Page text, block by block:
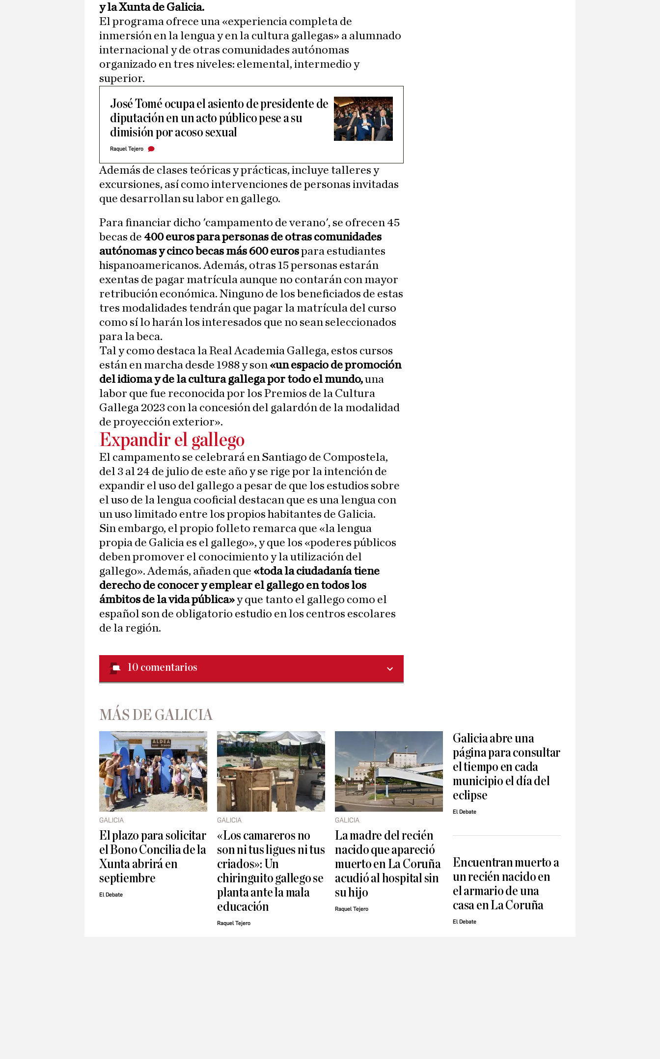
y la Xunta de Galicia.
El programa ofrece una «experiencia completa de
inmersión en la lengua y en la cultura gallegas» a alumnado
internacional y de otras comunidades autónomas
organizado en tres niveles: elemental, intermedio y
superior.
José Tomé ocupa el asiento de presidente de
diputación en un acto público pese a su
dimisión por acoso sexual
Raquel Tejero
Además de clases teóricas y prácticas, incluye talleres y
excursiones, así como intervenciones de personas invitadas
que desarrollan su labor en gallego.
Para financiar dicho 'campamento de verano', se ofrecen 45
becas de 400 euros para personas de otras comunidades
autónomas y cinco becas más 600 eurospara estudiantes
hispanoamericanos. Además, otras 15 personas estarán
exentas de pagar matrícula aunque no contarán con mayor
retribución económica. Ninguno de los beneficiados de estas
tres modalidades tendrán que pagar la matrícula del curso
como sí lo harán los interesados que no sean seleccionados
para la beca.
Tal y como destaca la Real Academia Gallega, estos cursos
están en marcha desde 1988 y son «un espacio de promoción
del idioma y de la cultura gallega por todo el mundo,una
labor que fue reconocida por los Premios de la Cultura
Gallega 2023 con la concesión del galardón de la modalidad
de proyección exterior».
Expandir el gallego
El campamento se celebrará en Santiago de Compostela,
del 3 al 24 de julio de este año y se rige por la intención de
expandir el uso del gallego a pesar de que los estudios sobre
el uso de la lengua cooficial destacan que es una lengua con
un uso limitado entre los propios habitantes de Galicia.
Sin embargo, el propio folleto remarca que «la lengua
propia de Galicia es el gallego», y que los «poderes públicos
deben promover el conocimiento y la utilización del
gallego». Además, añaden que «toda la ciudadanía tiene
derecho de conocer y emplear el gallego en todos los
ámbitos de la vida pública»y que tanto el gallego como el
español son de obligatorio estudio en los centros escolares
de la región.
10 comentarios
MÁS DE GALICIA
GALICIA
El plazo para solicitar
el Bono Concilia de la
Xunta abrirá en
septiembre
El Debate
GALICIA
«Los camareros no
son ni tus ligues ni tus
criados»: Un
chiringuito gallego se
planta ante la mala
educación
Raquel Tejero
GALICIA
La madre del recién
nacido que apareció
muerto en La Coruña
acudió al hospital sin
su hijo
Raquel Tejero
Galicia abre una
página para consultar
el tiempo en cada
municipio el día del
eclipse
El Debate
Encuentran muerto a
un recién nacido en
el armario de una
casa en La Coruña
El Debate